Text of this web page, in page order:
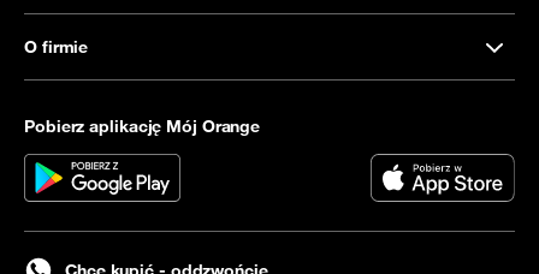
O firmie
Pobierz aplikację Mój Orange